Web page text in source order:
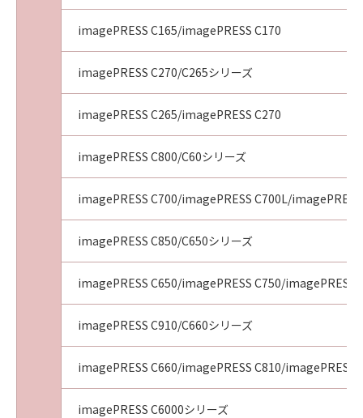
imagePRESS C165/imagePRESS C170
imagePRESS C270/C265シリーズ
imagePRESS C265/imagePRESS C270
imagePRESS C800/C60シリーズ
imagePRESS C700/imagePRESS C700L/
imagePRESS C850/C650シリーズ
imagePRESS C650/imagePRESS C750/imagePRESS
imagePRESS C910/C660シリーズ
imagePRESS C660/imagePRESS C810/imagePRESS
imagePRESS C6000シリーズ